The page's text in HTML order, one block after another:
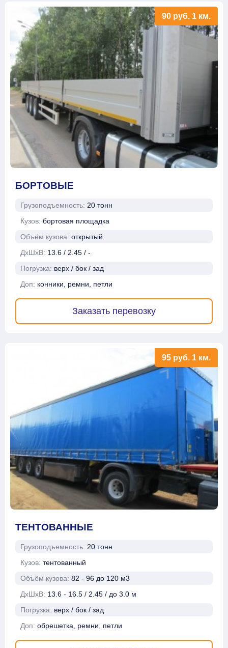
БОРТОВЫЕ
Грузоподъемность: 20 тонн
Кузов: бортовая площадка
Объём кузова: открытый
ДхШхВ: 13.6 / 2.45 / -
Погрузка: верх / бок / зад
Доп: конники, ремни, петли
90 руб. 1 км.
Заказать перевозку
ТЕНТОВАННЫЕ
Грузоподъемность: 20 тонн
Кузов: тентованный
Объём кузова: 82 - 96 до 120 м3
ДхШхВ: 13.6 - 16.5 / 2.45 / до 3.0 м
Погрузка: верх / бок / зад
Доп: обрешетка, ремни, петли
95 руб. 1 км.